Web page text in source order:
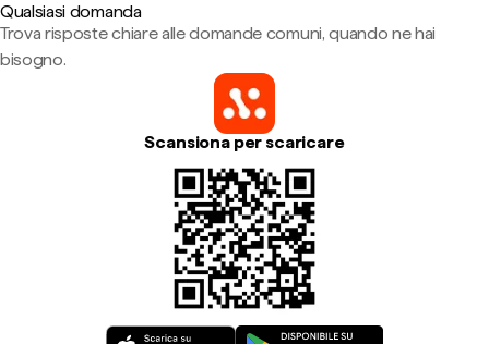
Qualsiasi domanda
Trova risposte chiare alle domande comuni, quando ne hai
bisogno.
Scansiona per scaricare